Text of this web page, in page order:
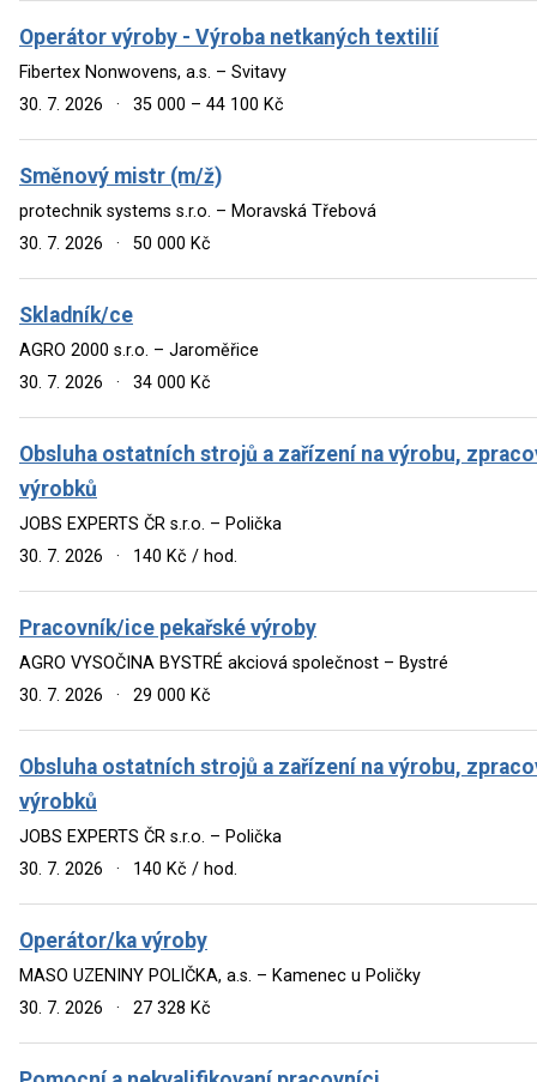
Operátor výroby - Výroba netkaných textilií
Fibertex Nonwovens, a.s. – Svitavy
30. 7. 2026
· 35 000 – 44 100 Kč
Směnový mistr (m/ž)
protechnik systems s.r.o. – Moravská Třebová
30. 7. 2026
· 50 000 Kč
Skladník/ce
AGRO 2000 s.r.o. – Jaroměřice
30. 7. 2026
· 34 000 Kč
Obsluha ostatních strojů a zařízení na výrobu,
výrobků
JOBS EXPERTS ČR s.r.o. – Polička
30. 7. 2026
· 140 Kč / hod.
Pracovník/ice pekařské výroby
AGRO VYSOČINA BYSTRÉ akciová společnost – Bystré
30. 7. 2026
· 29 000 Kč
Obsluha ostatních strojů a zařízení na výrobu,
výrobků
JOBS EXPERTS ČR s.r.o. – Polička
30. 7. 2026
· 140 Kč / hod.
Operátor/ka výroby
MASO UZENINY POLIČKA, a.s. – Kamenec u Poličky
30. 7. 2026
· 27 328 Kč